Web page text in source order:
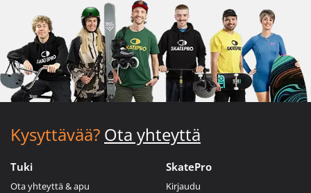
Kysyttävää? Ota yhteyttä
Tuki
Ota yhteyttä & apu
SkatePro
Kirjaudu